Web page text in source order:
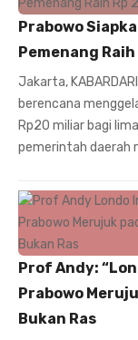
Prabowo
Pemenang
Jakarta,
berencana
Rp20 miliar bagi
pemerintah daerah
Prof Andy:
Prabowo
Bukan Ras